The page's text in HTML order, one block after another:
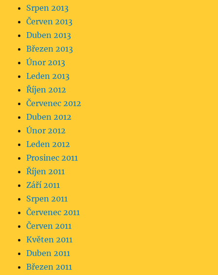
Srpen 2013
Červen 2013
Duben 2013
Březen 2013
Únor 2013
Leden 2013
Říjen 2012
Červenec 2012
Duben 2012
Únor 2012
Leden 2012
Prosinec 2011
Říjen 2011
Září 2011
Srpen 2011
Červenec 2011
Červen 2011
Květen 2011
Duben 2011
Březen 2011